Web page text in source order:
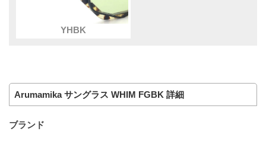
YHBK
Arumamika サングラス WHIM FGBK 詳細
ブランド